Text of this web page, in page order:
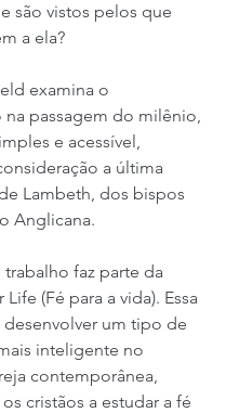
são vistos pelos que
a ela?
examina o
na passagem do milênio,
e acessível,
a última
Lambeth, dos bispos
Anglicana.
faz parte da
(Fé para a vida). Essa
desenvolver um tipo de
inteligente no
contemporânea,
cristãos a estudar a fé